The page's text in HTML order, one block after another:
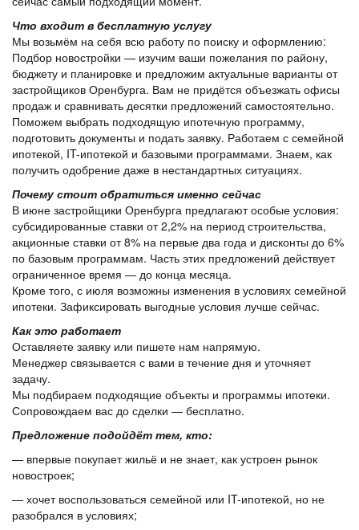
Что входит в бесплатную услугу
Мы возьмём на себя всю работу по поиску и оформлению:
Подбор новостройки — изучим ваши пожелания по району,
бюджету и планировке и предложим актуальные варианты от
застройщиков Оренбурга. Вам не придётся объезжать офисы
продаж и сравнивать десятки предложений самостоятельно.
Поможем выбрать подходящую ипотечную программу,
подготовить документы и подать заявку. Работаем с семейной
ипотекой, IT-ипотекой и базовыми программами. Знаем, как
получить одобрение даже в нестандартных ситуациях.
Почему стоит обратиться именно сейчас
В июне застройщики Оренбурга предлагают особые условия:
субсидированные ставки от 2,2% на период строительства,
акционные ставки от 8% на первые два года и дисконты до 6%
по базовым программам. Часть этих предложений действует
ограниченное время — до конца месяца.
Кроме того, с июля возможны изменения в условиях семейной
ипотеки. Зафиксировать выгодные условия лучше сейчас.
Как это работает
Оставляете заявку или пишете нам напрямую.
Менеджер связывается с вами в течение дня и уточняет
задачу.
Мы подбираем подходящие объекты и программы ипотеки.
Сопровождаем вас до сделки — бесплатно.
Предложение подойдёт тем, кто:
— впервые покупает жильё и не знает, как устроен рынок
новостроек;
— хочет воспользоваться семейной или IT-ипотекой, но не
разобрался в условиях;